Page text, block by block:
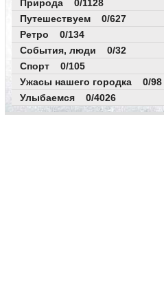
Природа 0/1128
Путешествуем 0/627
Ретро 0/134
События, люди 0/32
Спорт 0/105
Ужасы нашего городка 0/98
Улыбаемся 0/4026